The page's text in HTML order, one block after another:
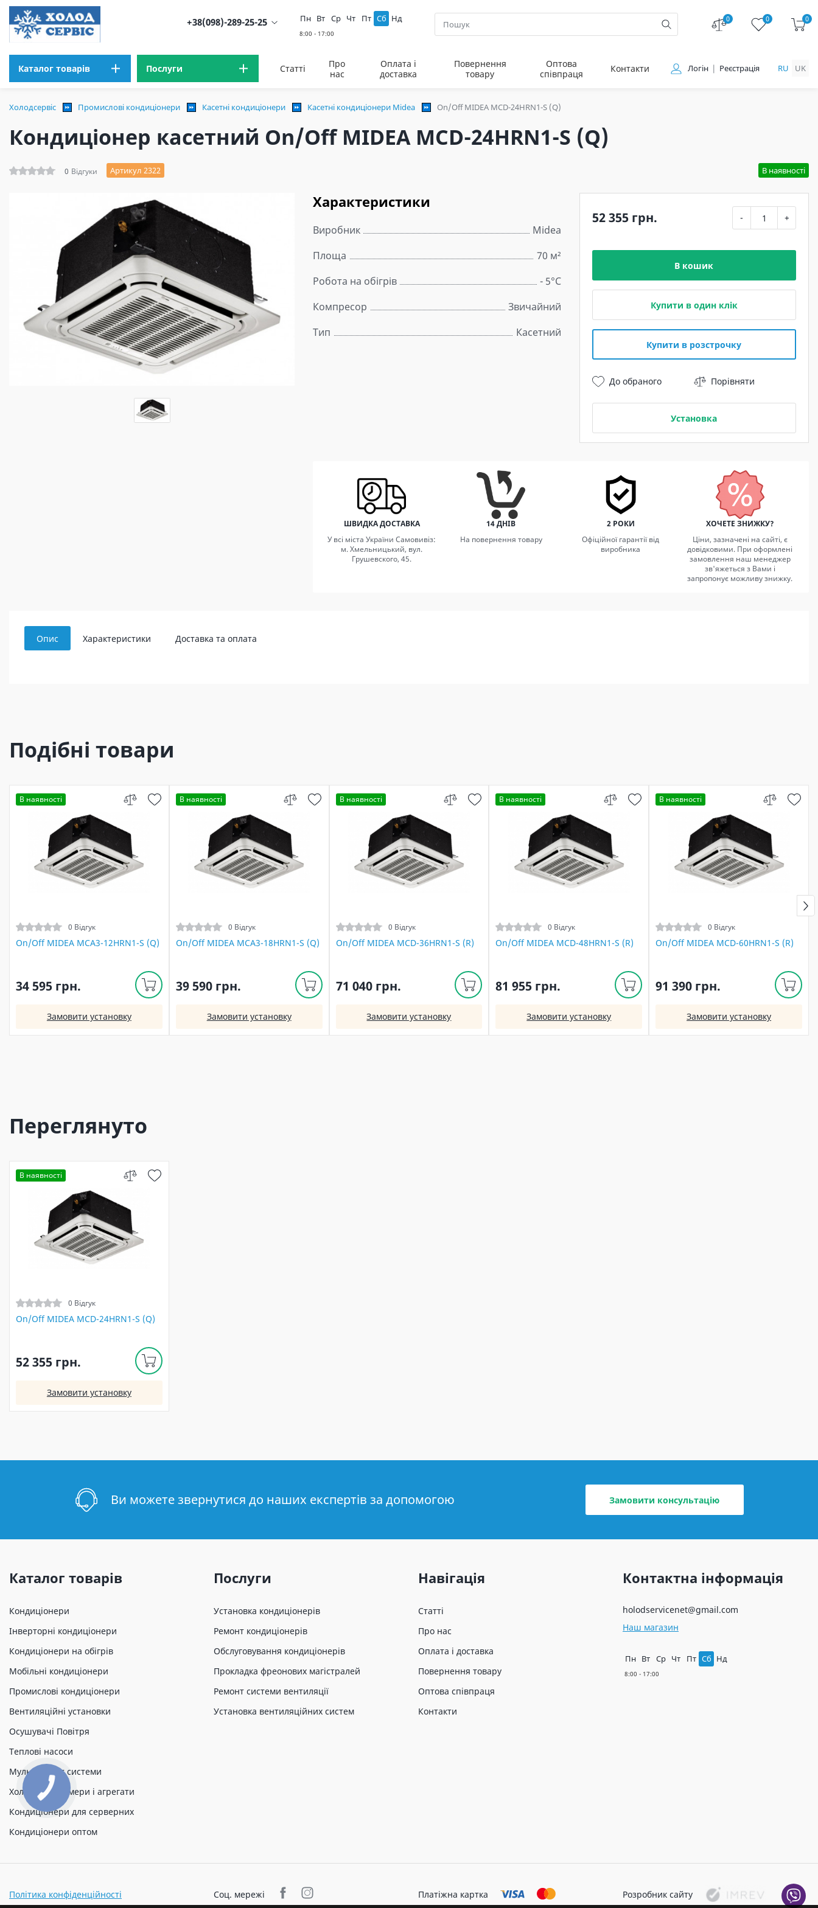
+38(098)-289-25-25 Пн Вт Ср Чт Пт Сб Нд 0 0 0
Каталог товарів Послуги Статті
Про
нас
Оплата і
доставка
Повернення
товару
Оптова
співпраця
Контакти Логін Реєстрація RU UK
Холодсервіс Промислові кондиціонери Касетні кондиціонери Касетні кондиціонери Midea On/Off MIDEA MCD-24HRN1-S (Q)
Кондиціонер касетний On/Off MIDEA MCD-24HRN1-S (Q)
0 Відгуки Артикул 2322 В наявності
Характеристики
Виробник
Midea
Площа
70 м²
Робота на обігрів
- 5°C
Компресор
Звичайний
Тип
Касетний
52 355 грн. - +
В кошик
Купити в один клік
Купити в розстрочку
До обраного Порівняти
Установка
ШВИДКА ДОСТАВКА
У всі міста України Самовивіз:
м. Хмельницький, вул.
Грушевского, 45.
14 ДНІВ
На повернення товару
2 РОКИ
Офіційної гарантії від
виробника
ХОЧЕТЕ ЗНИЖКУ?
Ціни, зазначені на сайті, є
довідковими. При оформлені
замовлення наш менеджер
зв'яжеться з Вами і
запропонує можливу знижку.
Опис Характеристики Доставка та оплата
Подібні товари
В наявності
0 Відгук
On/Off MIDEA MCA3-12HRN1-S (Q)
34 595 грн.
Замовити установку
В наявності
0 Відгук
On/Off MIDEA MCA3-18HRN1-S (Q)
39 590 грн.
Замовити установку
В наявності
0 Відгук
On/Off MIDEA MCD-36HRN1-S (R)
71 040 грн.
Замовити установку
В наявності
0 Відгук
On/Off MIDEA MCD-48HRN1-S (R)
81 955 грн.
Замовити установку
В наявності
0 Відгук
On/Off MIDEA MCD-60HRN1-S (R)
91 390 грн.
Замовити установку
Переглянуто
В наявності
0 Відгук
On/Off MIDEA MCD-24HRN1-S (Q)
52 355 грн.
Замовити установку
Ви можете звернутися до наших експертів за допомогою Замовити консультацію
Каталог товарів
Кондиціонери
Інверторні кондиціонери
Кондиціонери на обігрів
Мобільні кондиціонери
Промислові кондиціонери
Вентиляційні установки
Осушувачі Повітря
Теплові насоси
Мульти спліт системи
Холодильні камери і агрегати
Кондиціонери для серверних
Кондиціонери оптом
Послуги
Установка кондиціонерів
Ремонт кондиціонерів
Обслуговування кондиціонерів
Прокладка фреонових магістралей
Ремонт системи вентиляції
Установка вентиляційних систем
Навігація
Статті
Про нас
Оплата і доставка
Повернення товару
Оптова співпраця
Контакти
Контактна інформація
holodservicenet@gmail.com
Наш магазин
Пн Вт Ср Чт Пт Сб Нд
Політика конфіденційності Соц. мережі Платіжна картка Розробник сайту